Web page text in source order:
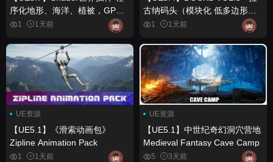
序化地形、海洋、植被，GPU
加速 Shader World Plugin
Procedural Terrain, Oceans,
Foliage, GPU-accelerated
1 1天前
古纳码头（模块化 低多边形）
DOCKS VOL.5 - Laguna Dock
1 1天前
UE资源
【UE5.1】《滑索动画包》
Zipline Animation Pack
1 1天前
UE资源
【UE5.1】中世纪奇幻洞穴营地
Medieval Fantasy Cave Camp
5 3天前